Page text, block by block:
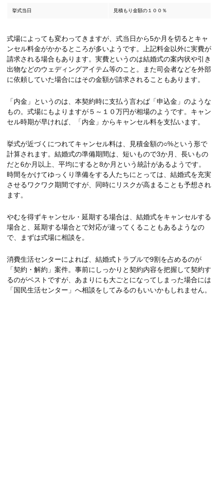
挙式当日 見積もり金額の１００％
式場によっても変わってきますが、式当日から5か月を切るとキャ
ンセル料金がかかるところが多いようです。上記料金以外に実費が
請求される場合もあります。実費というのは結婚式の案内状や引き
出物などのウェディングアイテム等のこと。また司会者などを外部
に依頼していた場合にはその金額が請求されることもあります。
「内金」というのは、本契約時に支払う言わば「申込金」のような
もの。式場にもよりますが５～１０万円が相場のようです。キャン
セル時期が早ければ、「内金」からキャンセル料を支払います。
挙式が近づくにつれてキャンセル料は、見積金額の○%という形で
計算されます。結婚式の準備期間は、短いもので3か月、長いもの
だと6か月以上、平均にすると8か月という統計があるようです。
時間をかけてゆっくり準備をする人たちにとっては、結婚式を充実
させるワクワク期間ですが、同時にリスクが高まることも予想され
ます。
やむを得ずキャンセル・延期する場合は、結婚式をキャンセルする
場合と、延期する場合とで対応が違ってくることもあるようなの
で、まずは式場に相談を。
消費生活センターによれば、結婚式トラブルで9割を占めるのが
「契約・解約」案件。事前にしっかりと契約内容を把握して契約す
るのがベストですが、あまりにも大ごとになってしまった場合には
「国民生活センター」へ相談をしてみるのもいいかもしれません。